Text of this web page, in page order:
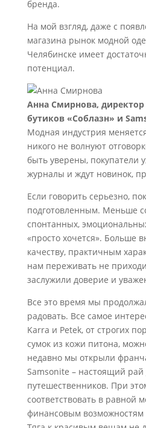
бренда.
На мой взгляд, даже с
магазина рынок модной
Челябинске имеет
потенциал.
Анна Смирнова, директор
бутиков «Соблазн» и
Модная индустрия
никого не волнуют
быть уверены, покупатели
журналы и ждут новинок,
Если говорить серьезно,
подготовленным. Меньше
спонтанных,
«просто хочется». Больше
качеству, практичным
нам переживать не
заслужили доверие и
Все это время мы
радовать. Все самое
Karra и Petek, от строгих
сумок из кожи питона,
недавно мы открыли
Samsonite – настоящий
путешественников. При
соответствовать в равной
финансовым возможностям